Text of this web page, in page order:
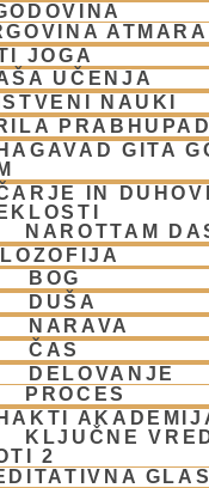
JOGA
UČENJA
NAUKI
GITA
IN
NAROTTAM
BOG
DUŠA
NARAVA
ČAS
DELOVANJE
PROCES
KLJUČNE
2
(1)
(3)